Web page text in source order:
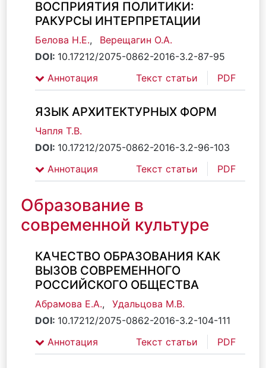
ВОСПРИЯТИЯ ПОЛИТИКИ:
РАКУРСЫ ИНТЕРПРЕТАЦИИ
Белова Н.Е.,
Верещагин О.А.
DOI: 10.17212/2075-0862-2016-3.2-87-95
Аннотация
Текст статьи PDF
ЯЗЫК АРХИТЕКТУРНЫХ ФОРМ
Чапля Т.В.
DOI: 10.17212/2075-0862-2016-3.2-96-103
Аннотация
Текст статьи PDF
Образование в
современной культуре
КАЧЕСТВО ОБРАЗОВАНИЯ КАК
ВЫЗОВ СОВРЕМЕННОГО
РОССИЙСКОГО ОБЩЕСТВА
Абрамова Е.А.,
Удальцова М.В.
DOI: 10.17212/2075-0862-2016-3.2-104-111
Аннотация
Текст статьи PDF